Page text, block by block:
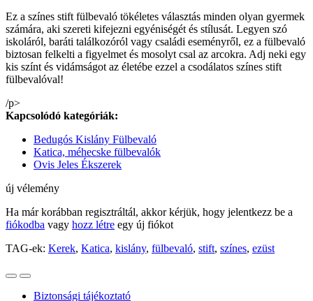
Ez a színes stift fülbevaló tökéletes választás minden olyan gyermek
számára, aki szereti kifejezni egyéniségét és stílusát. Legyen szó
iskoláról, baráti találkozóról vagy családi eseményről, ez a fülbevaló
biztosan felkelti a figyelmet és mosolyt csal az arcokra. Adj neki egy
kis színt és vidámságot az életébe ezzel a csodálatos színes stift
fülbevalóval!
/p>
Kapcsolódó kategóriák:
Bedugós Kislány Fülbevaló
Katica, méhecske fülbevalók
Ovis Jeles Ékszerek
új vélemény
Ha már korábban regisztráltál, akkor kérjük, hogy jelentkezz be a
fiókodba vagy hozz létre egy új fiókot
TAG-ek: Kerek, Katica, kislány, fülbevaló, stift, színes, ezüst
Biztonsági tájékoztató